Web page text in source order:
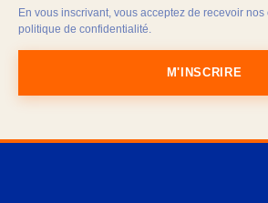
En vous inscrivant, vous acceptez de recevoir nos
politique de confidentialité.
M'INSCRIRE